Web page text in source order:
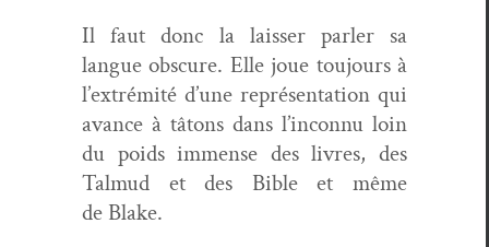
Il faut donc la laiss­er par­ler sa
langue obscure. Elle joue tou­jours à
l’ex­trémité d’une représen­ta­tion qui
avance à tâtons dans l’in­con­nu loin
du poids immense des livres, des
Tal­mud et des Bible et même
de Blake.